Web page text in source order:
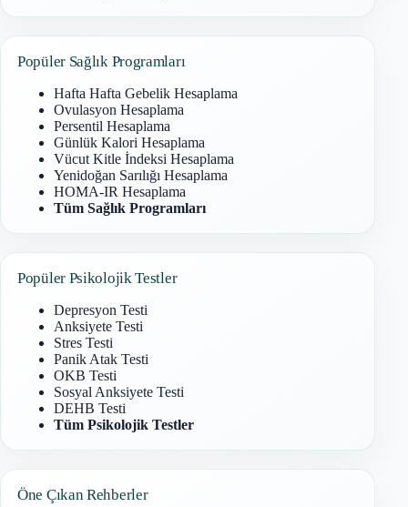
Popüler Sağlık Programları
Hafta Hafta Gebelik Hesaplama
Ovulasyon Hesaplama
Persentil Hesaplama
Günlük Kalori Hesaplama
Vücut Kitle İndeksi Hesaplama
Yenidoğan Sarılığı Hesaplama
HOMA-IR Hesaplama
Tüm Sağlık Programları
Popüler Psikolojik Testler
Depresyon Testi
Anksiyete Testi
Stres Testi
Panik Atak Testi
OKB Testi
Sosyal Anksiyete Testi
DEHB Testi
Tüm Psikolojik Testler
Öne Çıkan Rehberler